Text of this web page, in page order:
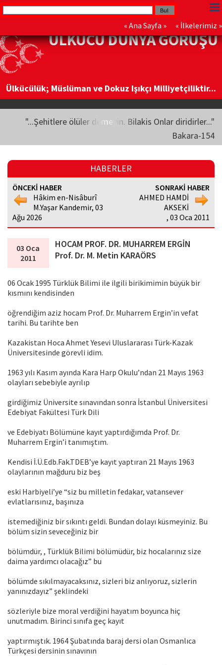
« Ana Sayfa » « İlkelerimiz »
ÜLKÜCÜ DÜNYA GÖRÜŞÜ
Ülkücülük; Müslüman ve Dokuz Işıkçı Milliyetçiliktir...
"...Şehitlere ölüler demeyin. Bilakis Onlar diridirler..."
Bakara-154
HABERLER
ÖNCEKİ HABER
Hâkim en-Nisâburî
M.Yaşar Kandemir, 03
Ağu 2026
SONRAKİ HABER
AHMED HAMDİ
AKSEKİ
, 03 Oca 2011
03 Oca
2011
HOCAM PROF. DR. MUHARREM ERGİN
Prof. Dr. M. Metin KARAÖRS
06 Ocak 1995 Türklük Bilimi ile ilgili birikimimin büyük bir
kısmını kendisinden
öğrendiğim aziz hocam Prof. Dr. Muharrem Ergin’in vefat
tarihi. Bu tarihte ben
Kazakistan Hoca Ahmet Yesevi Uluslararası Türk-Kazak
Üniversitesinde görevli idim.
1963 yılı Kasım ayında Kara Harp Okulu’ndan 21 Mayıs 1963
olayları sebebiyle ayrılıp
girdiğimiz Üniversite sınavından sonra İstanbul Üniversitesi
Edebiyat Fakültesi Türk Dili
ve Edebiyatı Bölümüne kayıt yaptırdığımda Prof. Dr.
Muharrem Ergin’i tanımıştım.
Kendisi İ.Ü.Edb.Fak.TDEB’ye kayıt yaptıran 21 Mayıs 1963
olaylarının mağduru biz beş
eski Harbiyeli’ye “siz bu milletin fedakar, vatansever
evlatlarısınız, başınıza
istemediğiniz bir sıkıntı geldi. Bundan dolayı küsmeyiniz. Bu
bölüm sizin seveceğiniz bir
bölümdür, , Türklük Bilimi bölümüdür, biz hocalarınız size
daima yardımcı olacağız” bu
bölümde sıkılmayacaksınız, sizleri biz anlıyoruz, sizlerin
yanınızdayız” şeklindeki
sözleriyle bize moral verdiğini hayatım boyunca hiç
unutmadım. Birinci sınıfa geç kayıt
yaptırmıştık. 1964 Şubatında baraj dersi olan Osmanlıca
Türkçesi dersinin sınavının